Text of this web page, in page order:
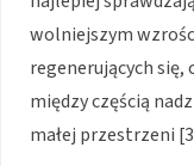
wolniejszym
regenerujących
między częścią
małej przestrzeni